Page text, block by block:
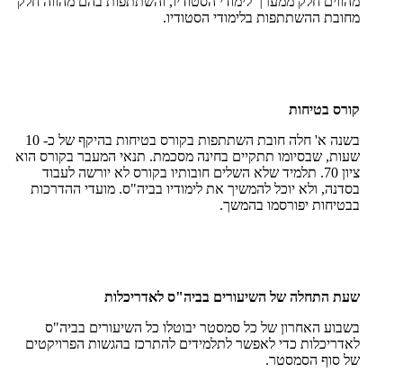
מחובת ההשתתפות בלימודי הסטודיו.
קורס בטיחות
בשנה א' חלה חובת השתתפות בקורס בטיחות בהיקף של כ- 10
שעות, שבסיומו תתקיים בחינה מסכמת. תנאי המעבר בקורס הוא
ציון 70. תלמיד שלא השלים חובותיו בקורס לא יורשה לעבוד
בסדנה, ולא יוכל להמשיך את לימודיו בביה"ס. מועדי ההדרכות
בבטיחות יפורסמו בהמשך.
שעת התחלה של השיעורים בביה"ס לאדריכלות
בשבוע האחרון של כל סמסטר יבוטלו כל השיעורים בביה"ס
לאדריכלות כדי לאפשר לתלמידים להתרכז בהגשות הפרויקטים
של סוף הסמסטר.